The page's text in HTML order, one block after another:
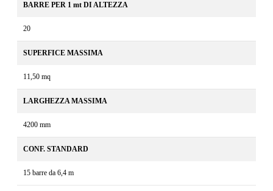
BARRE PER 1 mt DI ALTEZZA
20
SUPERFICE MASSIMA
11,50 mq
LARGHEZZA MASSIMA
4200 mm
CONF. STANDARD
15 barre da 6,4 m